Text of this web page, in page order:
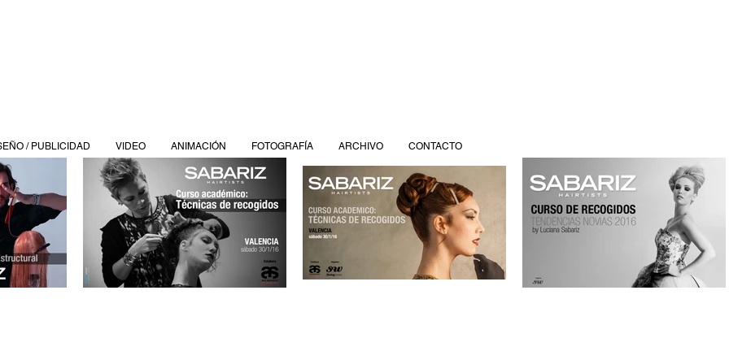
/ PUBLICIDAD VIDEO ANIMACIÓN FOTOGRAFÍA ARCHIVO CONTACTO